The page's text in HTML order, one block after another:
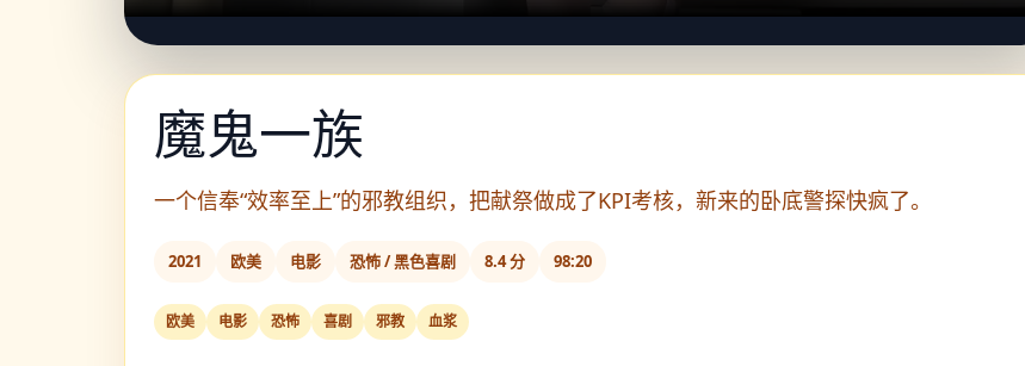
魔鬼一族
一个信奉“效率至上”的邪教组织，把献祭做成了KPI考核，新来的卧底警探快疯了。
2021 欧美 电影 恐怖 / 黑色喜剧 8.4 分 98:20
欧美 电影 恐怖 喜剧 邪教 血浆